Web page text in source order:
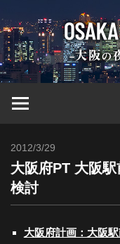
ン
テ
ン
ツ
2012/3/29
大阪府PT 大阪
検討
大阪府計画：大阪